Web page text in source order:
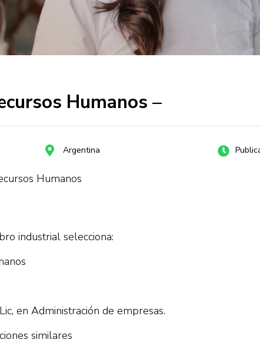
Humanos –
Argentina
Humanos
industrial selecciona:
en Administración de empresas.
similares